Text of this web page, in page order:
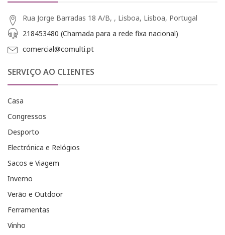
Rua Jorge Barradas 18 A/B, , Lisboa, Lisboa, Portugal
218453480 (Chamada para a rede fixa nacional)
comercial@comulti.pt
SERVIÇO AO CLIENTES
Casa
Congressos
Desporto
Electrónica e Relógios
Sacos e Viagem
Inverno
Verão e Outdoor
Ferramentas
Vinho